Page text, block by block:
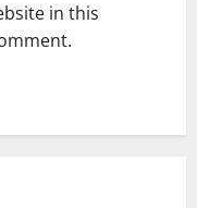
in this